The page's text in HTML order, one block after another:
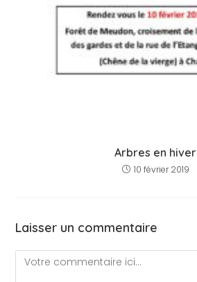
Arbres en hiver
10 février 2019
Laisser un commentaire